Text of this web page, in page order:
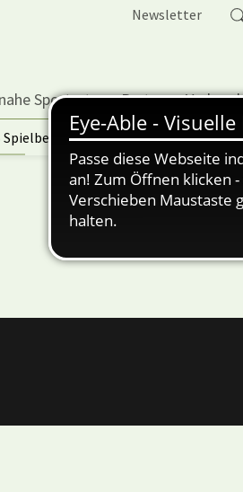
Newsletter
Sportarten Partner Verband
Spielbetrieb | TORP Vereinspokal